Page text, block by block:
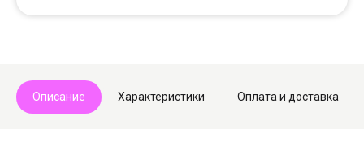
Описание Характеристики Оплата и доставка